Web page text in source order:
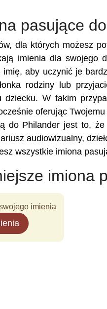
pasujące
dla których możesz
imienia dla
imię, aby uczynić je
rodziny lub
dziecku. W takim
oferując
do Philander jest to,
audiowizualny,
wszystkie imiona
imiona
imienia